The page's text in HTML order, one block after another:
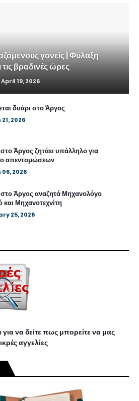
γονείς | Φύλαξη
βραδινές ώρες
April 19, 2026
δυάρι στο Άργος
2026
στο Άργος ζητάει υπάλληλο για
απεντομώσεων
2026
στο Άργος αναζητά Μηχανολόγο
και Μηχανοτεχνίτη
25, 2026
για να δείτε πως μπορείτε να μας
αγγελίες